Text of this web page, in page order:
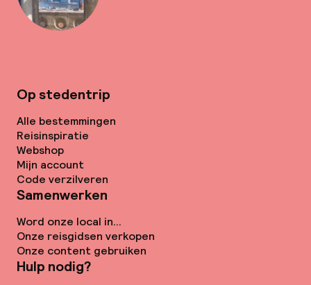
Op stedentrip
Alle bestemmingen
Reisinspiratie
Webshop
Mijn account
Code verzilveren
Samenwerken
Word onze local in...
Onze reisgidsen verkopen
Onze content gebruiken
Hulp nodig?